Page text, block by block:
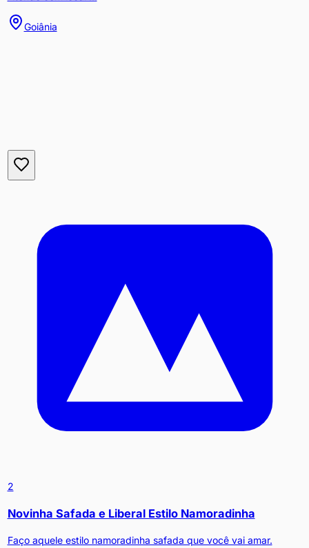
Goiânia
2
Novinha Safada e Liberal Estilo Namoradinha
Faço aquele estilo namoradinha safada que você vai amar.